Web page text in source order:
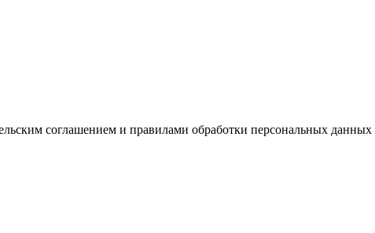
соглашением и правилами обработки персональных данных